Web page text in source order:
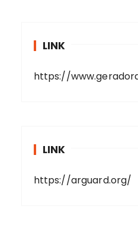
LINK
https://
LINK
https://arguard.org/